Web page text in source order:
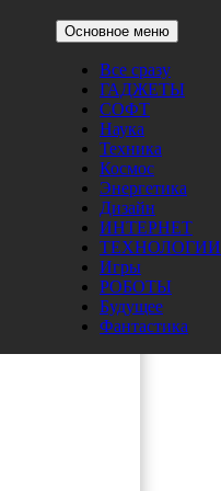
Основное меню
Все сразу
ГАДЖЕТЫ
СОФТ
Наука
Техника
Космос
Энергетика
Дизайн
ИНТЕРНЕТ
ТЕХНОЛОГИИ
Игры
РОБОТЫ
Будущее
Фантастика